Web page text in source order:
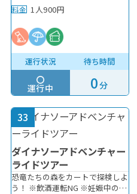
料金 1人900円
運行状況
運行中
待ち時間
0分
33
ダイナソーアドベンチャー
ライドツアー
恐竜たちの森をカートで探検しよ
う！ ※飲酒運転NG ※妊娠中の方